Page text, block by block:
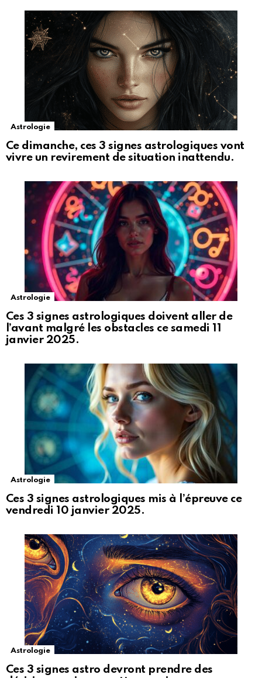
Astrologie
Ce dimanche, ces 3 signes astrologiques vont
vivre un revirement de situation inattendu.
Astrologie
Ces 3 signes astrologiques doivent aller de
l’avant malgré les obstacles ce samedi 11
janvier 2025.
Astrologie
Ces 3 signes astrologiques mis à l’épreuve ce
vendredi 10 janvier 2025.
Astrologie
Ces 3 signes astro devront prendre des